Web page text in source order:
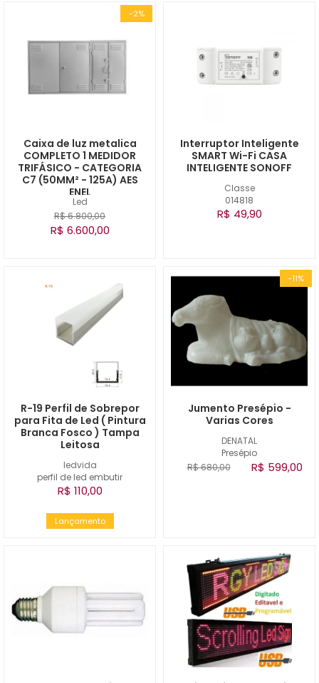
-2%
Led
Caixa de luz metalica
COMPLETO 1 MEDIDOR
TRIFÁSICO - CATEGORIA
C7 (50MM² - 125A) AES
ENEL
R$ 6.800,00
R$ 6.600,00
Classe
014818
Interruptor Inteligente
SMART Wi-Fi CASA
INTELIGENTE SONOFF
R$ 49,90
ledvida
perfil de led embutir
R-19 Perfil de Sobrepor
para Fita de Led ( Pintura
Branca Fosco ) Tampa
Leitosa
R$ 110,00
Lançamento
-11%
DENATAL
Presépio
Jumento Presépio -
Varias Cores
R$ 680,00 R$ 599,00